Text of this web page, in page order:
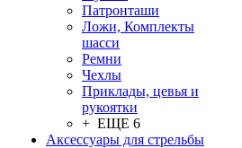
Патронташи
Ложи, Комплекты
шасси
Ремни
Чехлы
Приклады, цевья и
рукоятки
+ ЕЩЕ 6
Аксессуары для стрельбы